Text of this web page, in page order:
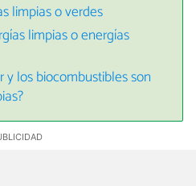
limpias o verdes
limpias o energías
y los biocombustibles son